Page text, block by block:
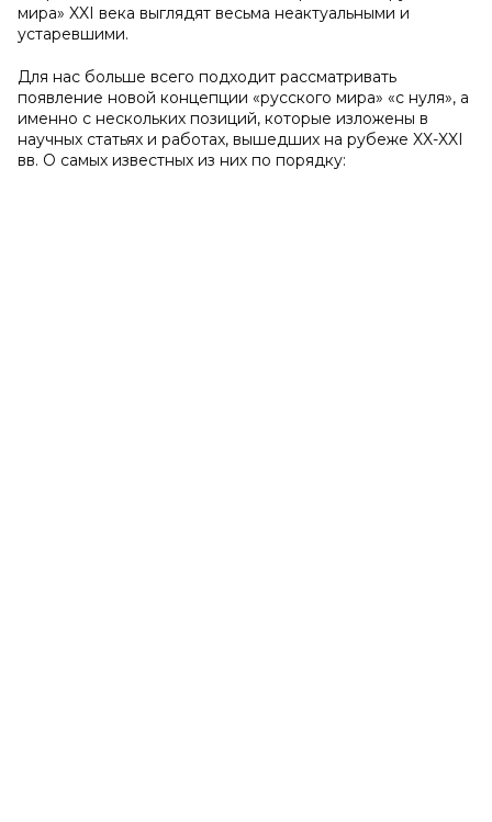
мира» XXI века выглядят весьма неактуальными и
устаревшими.
Для нас больше всего подходит рассматривать
появление новой концепции «русского мира» «с нуля», а
именно с нескольких позиций, которые изложены в
научных статьях и работах, вышедших на рубеже XX-XXI
вв. О самых известных из них по порядку: